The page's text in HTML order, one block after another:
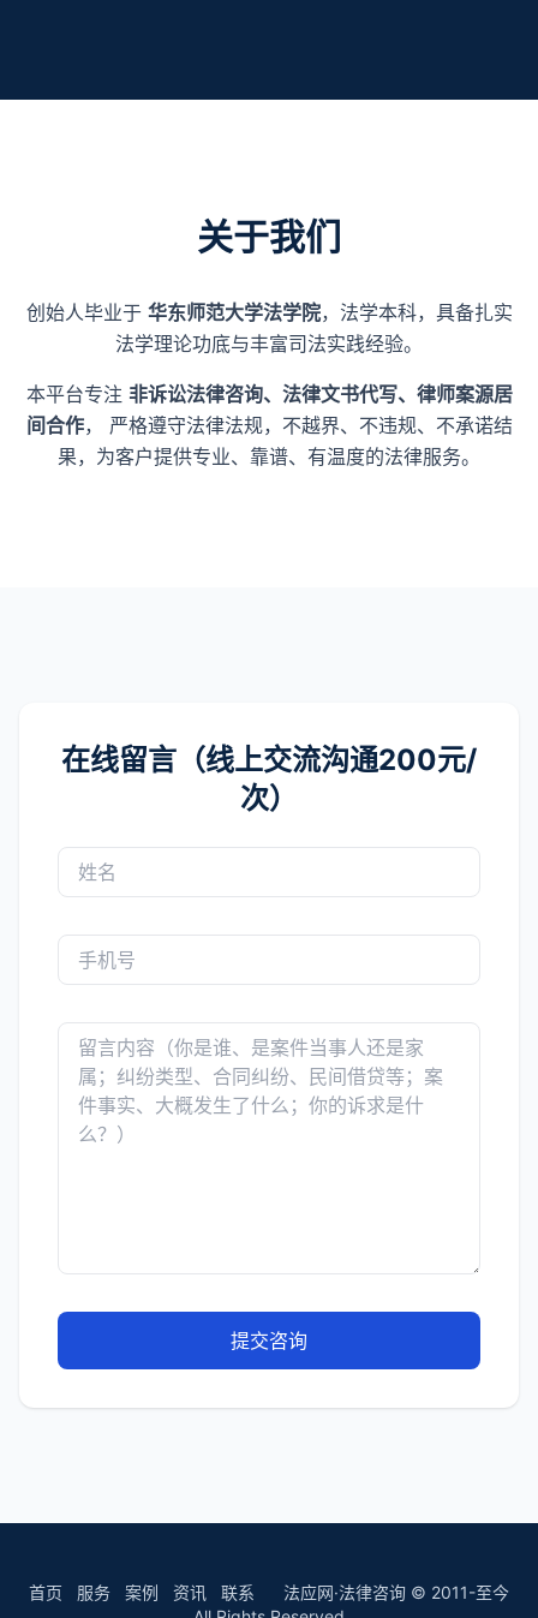
关于我们
创始人毕业于 华东师范大学法学院，法学本科，具备扎实
法学理论功底与丰富司法实践经验。
本平台专注 非诉讼法律咨询、法律文书代写、律师案源居
间合作， 严格遵守法律法规，不越界、不违规、不承诺结
果，为客户提供专业、靠谱、有温度的法律服务。
在线留言（线上交流沟通200元/
次）
提交咨询
首页 服务 案例 资讯 联系 法应网·法律咨询 © 2011-至今